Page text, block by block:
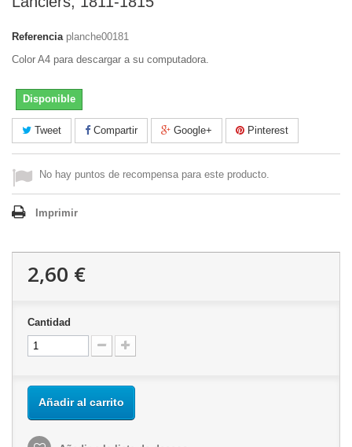
Referencia planche00181
Color A4 para descargar a su computadora.
Disponible
Tweet Compartir Google+ Pinterest
No hay puntos de recompensa para este producto.
Imprimir
2,60 €
Cantidad
Añadir al carrito